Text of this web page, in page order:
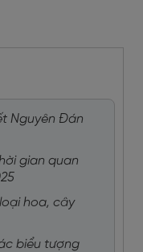
Nguyên Đán
gian quan
hoa, cây
biểu tượng